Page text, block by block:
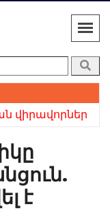
վիրավորներ
է